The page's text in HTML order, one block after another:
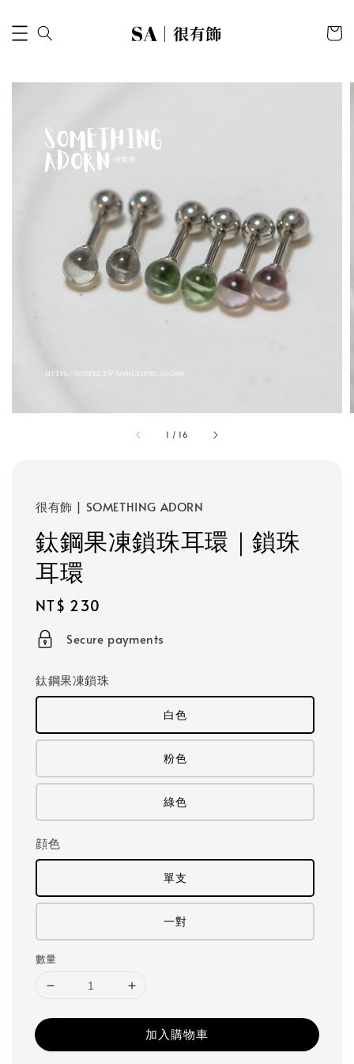
1 / 16
很有飾 | SOMETHING ADORN
鈦鋼果凍鎖珠耳環｜鎖珠
耳環
Regular
price
NT$ 230
Secure payments
鈦鋼果凍鎖珠
白色
粉色
綠色
顔色
單支
一對
數量
加入購物車